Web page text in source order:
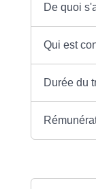
De quoi
Qui est
Durée du